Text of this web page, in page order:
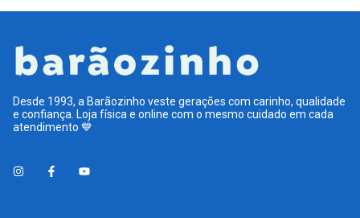
Desde 1993, a Barãozinho veste gerações com carinho, qualidade
e confiança. Loja física e online com o mesmo cuidado em cada
atendimento 💙